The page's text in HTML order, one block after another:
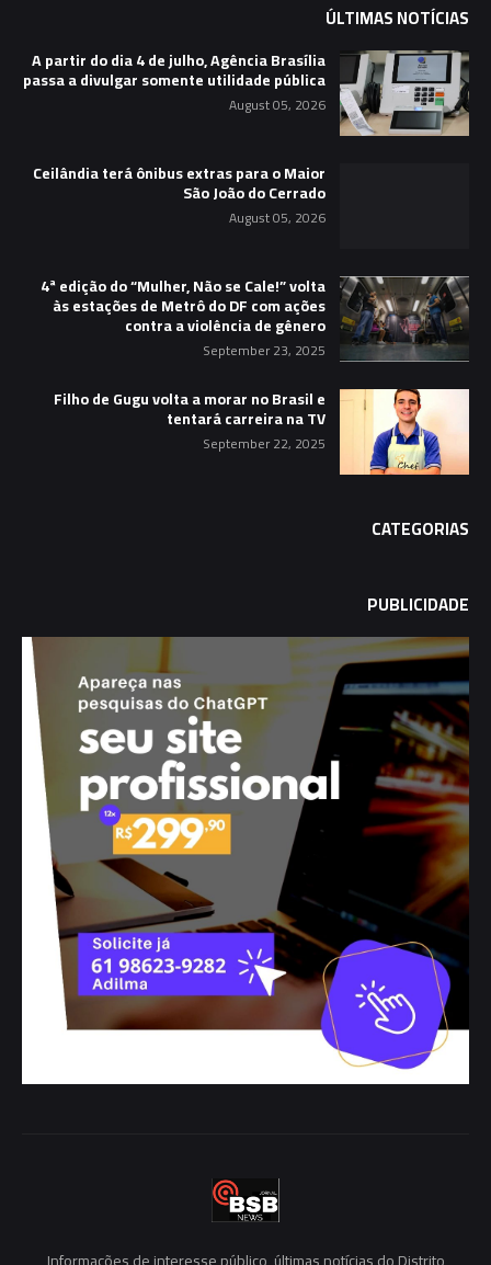
ÚLTIMAS NOTÍCIAS
A partir do dia 4 de julho, Agência Brasília
passa a divulgar somente utilidade pública
August 05, 2026
Ceilândia terá ônibus extras para o Maior
São João do Cerrado
August 05, 2026
4ª edição do “Mulher, Não se Cale!” volta
às estações de Metrô do DF com ações
contra a violência de gênero
September 23, 2025
Filho de Gugu volta a morar no Brasil e
tentará carreira na TV
September 22, 2025
CATEGORIAS
PUBLICIDADE